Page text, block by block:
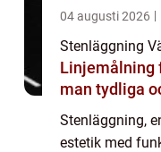
04 augusti 2026
Stenläggning
Linjemålning
man tydliga
Stenläggning,
estetik med